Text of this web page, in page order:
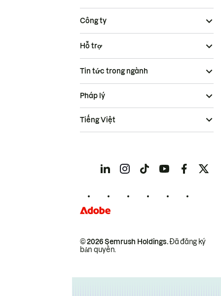
Công ty
Hỗ trợ
Tin tức trong ngành
© 2026 Semrush Holdings.Đã đăng ký
bản quyền.
Pháp lý
Tiếng Việt